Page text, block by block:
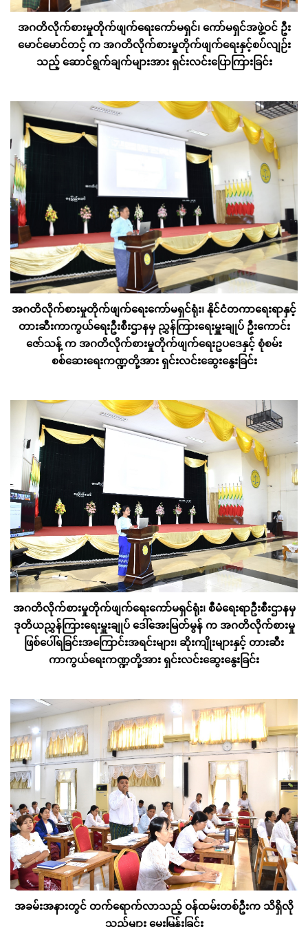
အဂတိလိုက်စားမှုတိုက်ဖျက်ရေးကော်မရှင်၊ ကော်မရှင်အဖွဲ့ဝင် ဦး
မောင်မောင်တင့် က အဂတိလိုက်စားမှုတိုက်ဖျက်ရေးနှင့်စပ်လျဉ်း
သည့် ဆောင်ရွက်ချက်များအား ရှင်းလင်းပြောကြားခြင်း
အဂတိလိုက်စားမှုတိုက်ဖျက်ရေးကော်မရှင်ရုံး၊ နိုင်ငံတကာရေးရာနှင့်
တားဆီးကာကွယ်ရေးဦးစီးဌာနမှ ညွှန်ကြားရေးမှူးချုပ် ဦးကောင်း
ဇော်သန့် က အဂတိလိုက်စားမှုတိုက်ဖျက်ရေးဥပဒေနှင့် စုံစမ်း
စစ်ဆေးရေးကဏ္ဍတို့အား ရှင်းလင်းဆွေးနွေးခြင်း
အဂတိလိုက်စားမှုတိုက်ဖျက်ရေးကော်မရှင်ရုံး၊ စီမံရေးရာဦးစီးဌာနမှ
ဒုတိယညွှန်ကြားရေးမှူးချုပ် ဒေါ်အေးမြတ်မွန် က အဂတိလိုက်စားမှု
ဖြစ်ပေါ်ရခြင်းအကြောင်းအရင်းများ၊ ဆိုးကျိုးများနှင့် တားဆီး
ကာကွယ်ရေးကဏ္ဍတို့အား ရှင်းလင်းဆွေးနွေးခြင်း
အခမ်းအနားတွင် တက်ရောက်လာသည့် ဝန်ထမ်းတစ်ဦးက သိရှိလို
သည်များ မေးမြန်းခြင်း